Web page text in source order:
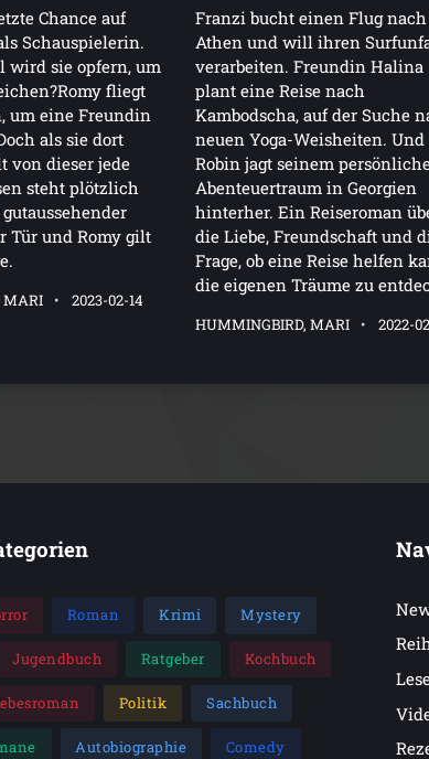
Chance auf
Schauspielerin.
wird sie opfern, um
fliegt
um eine Freundin
als sie dort
von dieser jede
steht plötzlich
Tür und Romy gilt
MARI 2023-02-14
Franzi bucht einen Flug nach
Athen und will ihren
verarbeiten. Freundin Halina
plant eine Reise nach
Kambodscha, auf der Suche
neuen Yoga-Weisheiten. Und
Robin jagt seinem
Abenteuertraum in Georgien
hinterher. Ein Reiseroman
die Liebe, Freundschaft und
Frage, ob eine Reise helfen
die eigenen Träume zu
HUMMINGBIRD, MARI 2022-
Roman Krimi Mystery
Jugendbuch Ratgeber Kochbuch
Politik Sachbuch
Autobiographie Comedy